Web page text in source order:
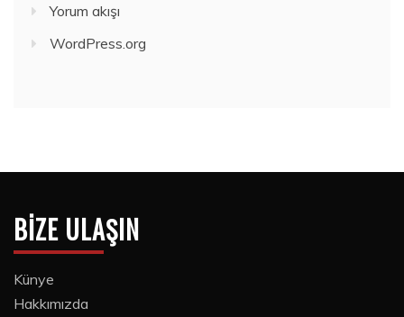
Yorum akışı
WordPress.org
BIZE ULAŞIN
Künye
Hakkımızda